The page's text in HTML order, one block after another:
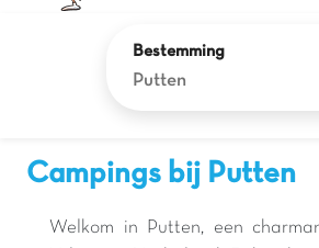
Bestemming
Putten
Campings bij Putten
Welkom in Putten, een